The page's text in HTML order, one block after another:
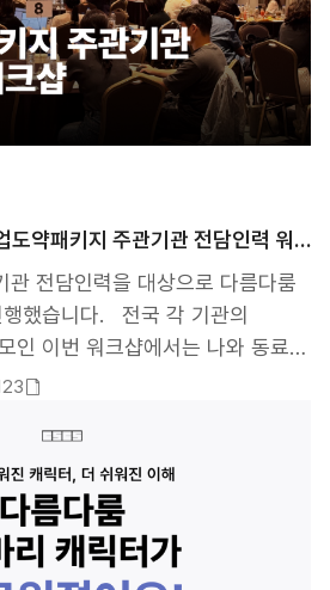
도약패키지 주관기관 전담인력 워크
담인력을 대상으로 다름다룸
했습니다. 전국 각 기관의
워크샵에서는 나와 동료의
점을 확인하고, 서로 다른
게 나타나는지 실제 사례를
. 특히 단순한 MBTI 유형 설명을
해 쉽고 재미있게 풀어내는 시간을
첨부파일